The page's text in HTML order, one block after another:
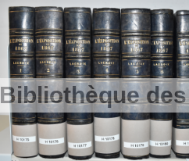
Bibliothèque